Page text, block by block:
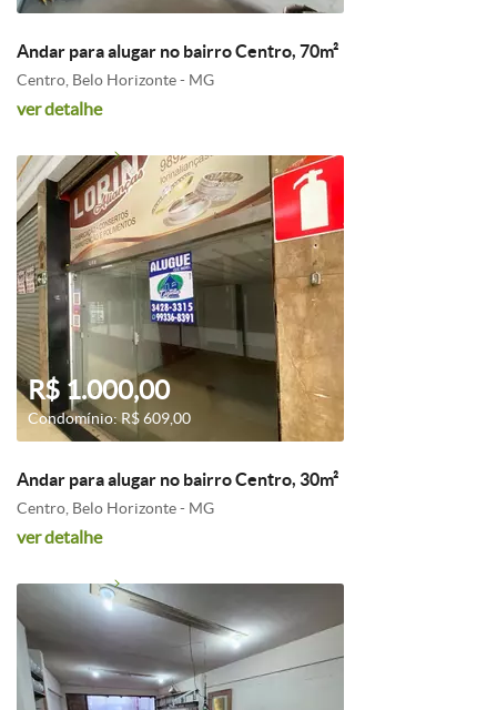
Andar para alugar no bairro Centro, 70m²
Centro, Belo Horizonte - MG
ver detalhe
R$ 1.000,00
Condomínio: R$ 609,00
Andar para alugar no bairro Centro, 30m²
Centro, Belo Horizonte - MG
ver detalhe